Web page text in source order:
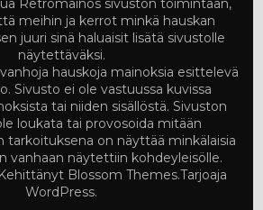
Retromainos sivuston toimintaan,
meihin ja kerrot minkä hauskan
juuri sinä haluaisit lisätä sivustolle
näytettäväksi.
hauskoja mainoksia esittelevä
Sivusto ei ole vastuussa kuvissa
tai niiden sisällöstä. Sivuston
loukata tai provosoida mitään
tarkoituksena on näyttää minkälaisia
vanhaan näytettiin kohdeyleisölle.
Blossom Themes.Tarjoaja
WordPress.